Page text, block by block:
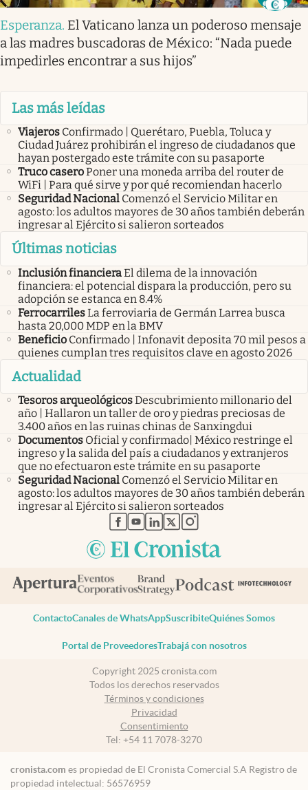
Esperanza. El Vaticano lanza un poderoso mensaje
a las madres buscadoras de México: “Nada puede
impedirles encontrar a sus hijos”
Las más leídas
Viajeros Confirmado | Querétaro, Puebla, Toluca y
Ciudad Juárez prohibirán el ingreso de ciudadanos que
hayan postergado este trámite con su pasaporte
Truco caseroPoner una moneda arriba del router de
WiFi | Para qué sirve y por qué recomiendan hacerlo
Seguridad Nacional Comenzó el Servicio Militar en
agosto: los adultos mayores de 30 años también deberán
ingresar al Ejército si salieron sorteados
Últimas noticias
Inclusión financieraEl dilema de la innovación
financiera: el potencial dispara la producción, pero su
adopción se estanca en 8.4%
FerrocarrilesLa ferroviaria de Germán Larrea busca
hasta 20,000 MDP en la BMV
Beneficio Confirmado | Infonavit deposita 70 mil pesos a
quienes cumplan tres requisitos clave en agosto 2026
Actualidad
Tesoros arqueológicosDescubrimiento millonario del
año | Hallaron un taller de oro y piedras preciosas de
3.400 años en las ruinas chinas de Sanxingdui
Documentos Oficial y confirmado| México restringe el
ingreso y la salida del país a ciudadanos y extranjeros
que no efectuaron este trámite en su pasaporte
Seguridad Nacional Comenzó el Servicio Militar en
agosto: los adultos mayores de 30 años también deberán
ingresar al Ejército si salieron sorteados
abre en nueva pestaña
abre en nueva pestaña
abre en nueva pestaña
abre en nueva pestaña
abre en nueva pestaña
ContactoCanales de WhatsAppSuscribiteQuiénes Somos
Portal de ProveedoresTrabajá con nosotros
Copyright 2025 cronista.com
Todos los derechos reservados
Términos y condiciones
Privacidad
Consentimiento
Tel: +54 11 7078-3270
cronista.com es propiedad de El Cronista Comercial S.A Registro de
propiedad intelectual: 56576959